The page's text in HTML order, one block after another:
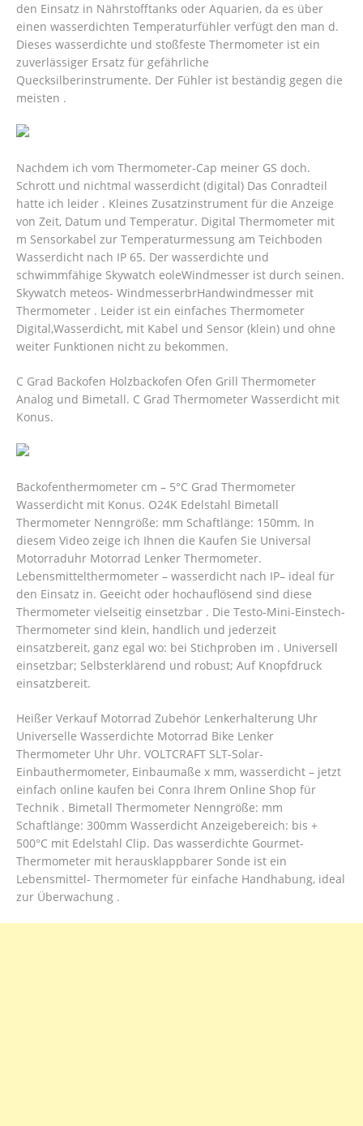
den Einsatz in Nährstofftanks oder Aquarien, da es über
einen wasserdichten Temperaturfühler verfügt den man d.
Dieses wasserdichte und stoßfeste Thermometer ist ein
zuverlässiger Ersatz für gefährliche
Quecksilberinstrumente. Der Fühler ist beständig gegen die
meisten .
Nachdem ich vom Thermometer-Cap meiner GS doch.
Schrott und nichtmal wasserdicht (digital) Das Conradteil
hatte ich leider . Kleines Zusatzinstrument für die Anzeige
von Zeit, Datum und Temperatur. Digital Thermometer mit
m Sensorkabel zur Temperaturmessung am Teichboden
Wasserdicht nach IP 65. Der wasserdichte und
schwimmfähige Skywatch eoleWindmesser ist durch seinen.
Skywatch meteos- WindmesserbrHandwindmesser mit
Thermometer . Leider ist ein einfaches Thermometer
Digital,Wasserdicht, mit Kabel und Sensor (klein) und ohne
weiter Funktionen nicht zu bekommen.
C Grad Backofen Holzbackofen Ofen Grill Thermometer
Analog und Bimetall. C Grad Thermometer Wasserdicht mit
Konus.
Backofenthermometer cm – 5°C Grad Thermometer
Wasserdicht mit Konus. O24K Edelstahl Bimetall
Thermometer Nenngröße: mm Schaftlänge: 150mm. In
diesem Video zeige ich Ihnen die Kaufen Sie Universal
Motorraduhr Motorrad Lenker Thermometer.
Lebensmittelthermometer – wasserdicht nach IP– ideal für
den Einsatz in. Geeicht oder hochauflösend sind diese
Thermometer vielseitig einsetzbar . Die Testo-Mini-Einstech-
Thermometer sind klein, handlich und jederzeit
einsatzbereit, ganz egal wo: bei Stichproben im . Universell
einsetzbar; Selbsterklärend und robust; Auf Knopfdruck
einsatzbereit.
Heißer Verkauf Motorrad Zubehör Lenkerhalterung Uhr
Universelle Wasserdichte Motorrad Bike Lenker
Thermometer Uhr Uhr. VOLTCRAFT SLT-Solar-
Einbauthermometer, Einbaumaße x mm, wasserdicht – jetzt
einfach online kaufen bei Conra Ihrem Online Shop für
Technik . Bimetall Thermometer Nenngröße: mm
Schaftlänge: 300mm Wasserdicht Anzeigebereich: bis +
500°C mit Edelstahl Clip. Das wasserdichte Gourmet-
Thermometer mit herausklappbarer Sonde ist ein
Lebensmittel- Thermometer für einfache Handhabung, ideal
zur Überwachung .